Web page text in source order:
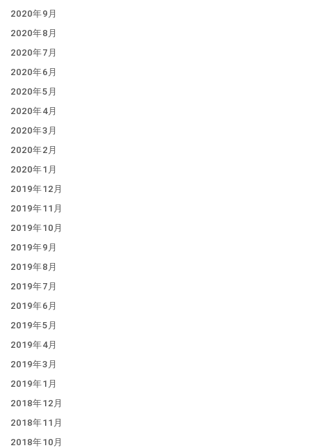
2020年9月
2020年8月
2020年7月
2020年6月
2020年5月
2020年4月
2020年3月
2020年2月
2020年1月
2019年12月
2019年11月
2019年10月
2019年9月
2019年8月
2019年7月
2019年6月
2019年5月
2019年4月
2019年3月
2019年1月
2018年12月
2018年11月
2018年10月